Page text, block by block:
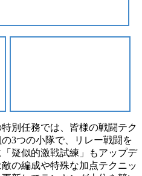
別任務では、皆様の戦闘テク
3つの小隊で、リレー戦闘を
疑似的激戦試練」もアップデ
の編成や特殊な加点テクニッ